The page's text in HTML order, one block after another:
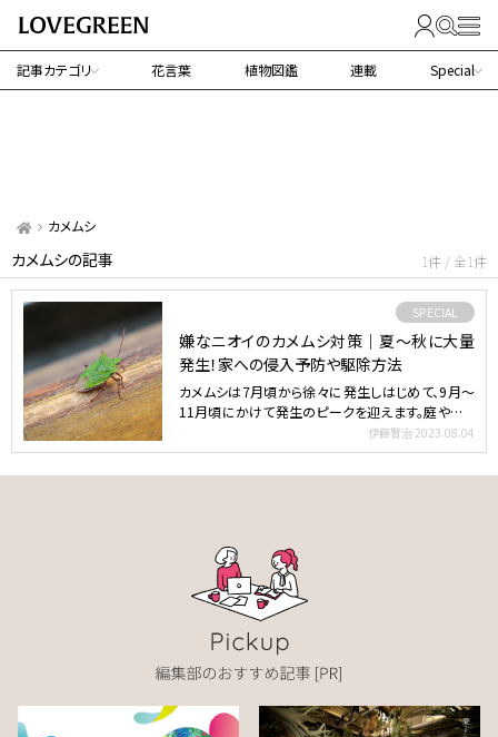
記事カテゴリ 花言葉 植物図鑑 連載 Special
カメムシ
カメムシの記事 1件 / 全1件
SPECIAL
嫌なニオイのカメムシ対策｜夏～秋に大量
発生！家への侵入予防や駆除方法
カメムシは7月頃から徐々に発生しはじめて、9月～
11月頃にかけて発生のピークを迎えます。庭やベラ
伊藤賢治 2023.08.04